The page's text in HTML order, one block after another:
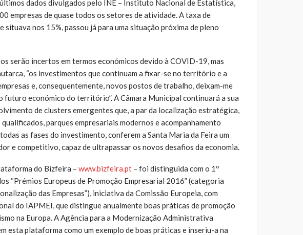
dados divulgados pelo INE – Instituto Nacional de Estatística,
empresas de quase todos os setores de atividade. A taxa de
situava nos 15%, passou já para uma situação próxima de pleno
serão incertos em termos económicos devido à COVID-19, mas
“os investimentos que continuam a fixar-se no território e a
e, consequentemente, novos postos de trabalho, deixam-me
futuro económico do território”. A Câmara Municipal continuará a sua
de clusters emergentes que, a par da localização estratégica,
parques empresariais modernos e acompanhamento
as fases do investimento, conferem a Santa Maria da Feira um
e competitivo, capaz de ultrapassar os novos desafios da economia.
do Bizfeira – www.bizfeira.pt – foi distinguida com o 1º
“Prémios Europeus de Promoção Empresarial 2016” (categoria
das Empresas”), iniciativa da Comissão Europeia, com
do IAPMEI, que distingue anualmente boas práticas de promoção
na Europa. A Agência para a Modernização Administrativa
esta plataforma como um exemplo de boas práticas e inseriu-a na